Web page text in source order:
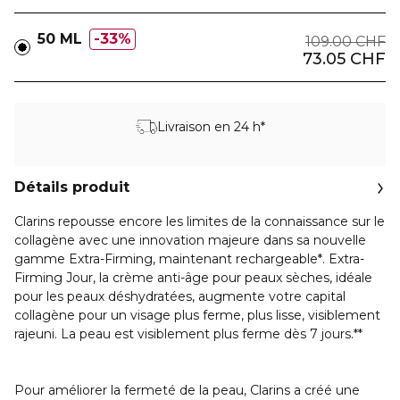
50 ML 33% 109.00 CHF
73.05 CHF
Livraison en 24 h*
Détails produit
Clarins repousse encore les limites de la connaissance sur le
collagène avec une innovation majeure dans sa nouvelle
gamme Extra-Firming, maintenant rechargeable*. Extra-
Firming Jour, la crème anti-âge pour peaux sèches, idéale
pour les peaux déshydratées, augmente votre capital
collagène pour un visage plus ferme, plus lisse, visiblement
rajeuni. La peau est visiblement plus ferme dès 7 jours.**
Pour améliorer la fermeté de la peau, Clarins a créé une